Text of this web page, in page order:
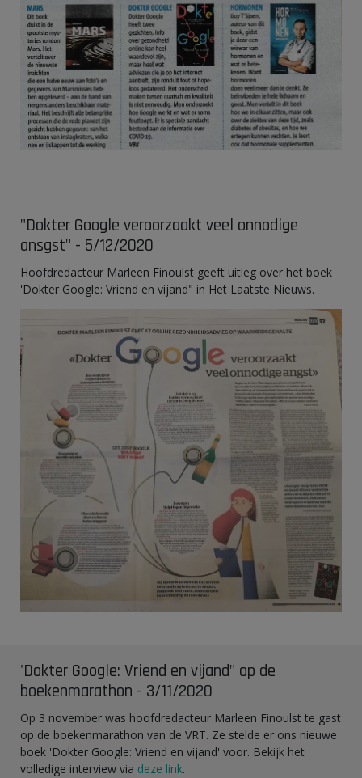
"Dokter Google veroorzaakt veel onnodige
ansgst" - 5/12/2020
Hoofdredacteur Marleen Finoulst geeft uitleg over het boek
'Dokter Google: Vriend en vijand" in Het Laatste Nieuws.
'Dokter Google: Vriend en vijand" op de
boekenmarathon - 3/11/2020
Op 3 november was hoofdredacteur Marleen Finoulst te gast
op de boekenmarathon van de VRT. Ze stelde er ons nieuwe
boek 'Dokter Google: Vriend en vijand' voor. Bekijk het
volledige interview via deze link.